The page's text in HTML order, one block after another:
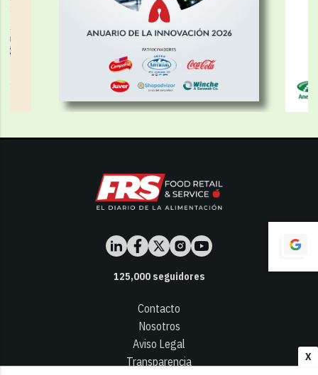
X
125,000seguidores
Contacto
Nosotros
Aviso Legal
Transparencia